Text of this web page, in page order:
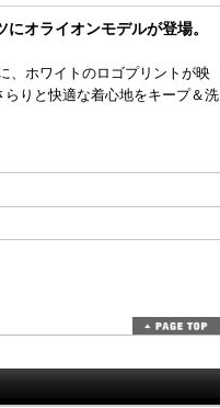
オライオンモデルが登場。
、ホワイトのロゴプリントが映
りと快適な着心地をキープ＆洗